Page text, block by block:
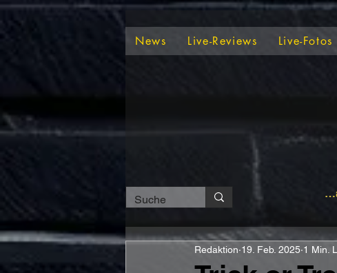
News Live-Reviews Live-Fotos
Redaktion 19. Feb. 2025 1 Min.